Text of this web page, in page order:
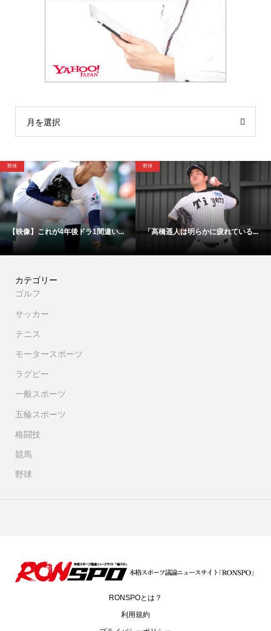
月を選択
違い...
野球
「高橋遥人は明らかに疲れている... 交渉裏舞台発覚！「実に不
カテゴリー
ゴルフ
サッカー
テニス
モータースポーツ
ラグビー
一般スポーツ
五輪スポーツ
格闘技
競馬
野球
RONSPOとは？
利用規約